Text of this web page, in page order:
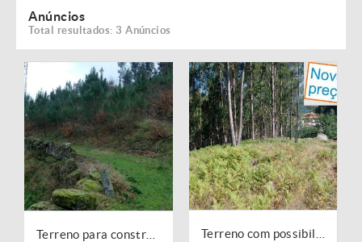
Anúncios
Total resultados: 3 Anúncios